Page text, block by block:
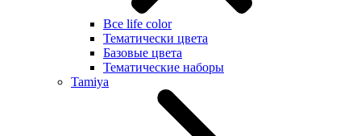
Все life color
Тематически цвета
Базовые цвета
Тематические наборы
Tamiya